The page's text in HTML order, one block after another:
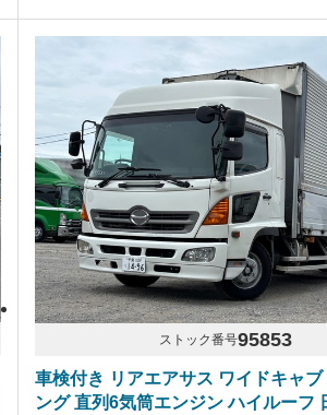
ストック番号95853
車検付き リアエアサス ワイドキャブ
ング 直列6気筒エンジン ハイルーフ